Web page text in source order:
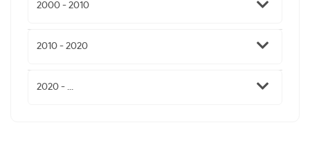
2000 - 2010
2010 - 2020
2020 - ...